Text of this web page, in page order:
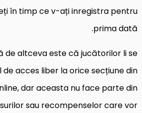
în timp ce v-ați inregistra pentru
prima dată.
de altceva este că jucătorilor li se
acces liber la orice secțiune din
dar aceasta nu face parte din
sau recompenselor care vor